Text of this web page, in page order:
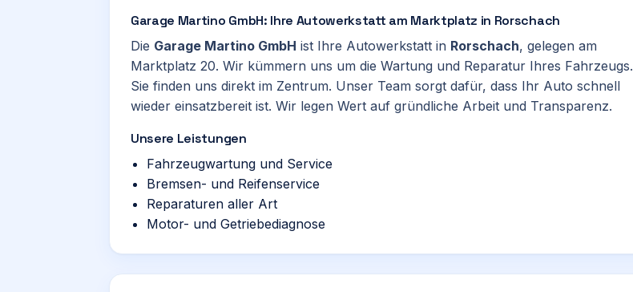
Garage Martino GmbH: Ihre Autowerkstatt am Marktplatz in Rorschach
Die Garage Martino GmbH ist Ihre Autowerkstatt in Rorschach, gelegen am
Marktplatz 20. Wir kümmern uns um die Wartung und Reparatur Ihres Fahrzeugs.
Sie finden uns direkt im Zentrum. Unser Team sorgt dafür, dass Ihr Auto schnell
wieder einsatzbereit ist. Wir legen Wert auf gründliche Arbeit und Transparenz.
Unsere Leistungen
Fahrzeugwartung und Service
Bremsen- und Reifenservice
Reparaturen aller Art
Motor- und Getriebediagnose